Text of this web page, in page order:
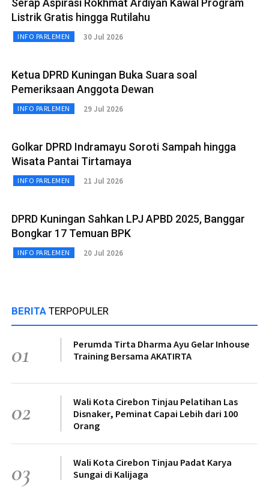
Serap Aspirasi Rokhmat Ardiyan Kawal Program
Listrik Gratis hingga Rutilahu
INFO PARLEMEN 30 Jul 2026
Ketua DPRD Kuningan Buka Suara soal
Pemeriksaan Anggota Dewan
INFO PARLEMEN 29 Jul 2026
Golkar DPRD Indramayu Soroti Sampah hingga
Wisata Pantai Tirtamaya
INFO PARLEMEN 21 Jul 2026
DPRD Kuningan Sahkan LPJ APBD 2025, Banggar
Bongkar 17 Temuan BPK
INFO PARLEMEN 20 Jul 2026
BERITA TERPOPULER
01
Perumda Tirta Dharma Ayu Gelar Inhouse
Training Bersama AKATIRTA
02
Wali Kota Cirebon Tinjau Pelatihan Las
Disnaker, Peminat Capai Lebih dari 100
Orang
03
Wali Kota Cirebon Tinjau Padat Karya
Sungai di Kalijaga